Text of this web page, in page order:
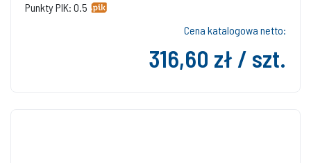
Punkty PIK: 0.5
Cena katalogowa netto:
316,60 zł / szt.